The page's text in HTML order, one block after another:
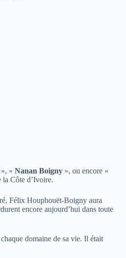
», « Nanan Boigny », ou encore «
la Côte d’Ivoire.
Félix Houphouët-Boigny aura
encore aujourd’hui dans toute
domaine de sa vie. Il était